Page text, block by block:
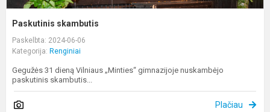
Paskutinis skambutis
Paskelbta: 2024-06-06
Kategorija: Renginiai
Gegužės 31 dieną Vilniaus „Minties“ gimnazijoje nuskambėjo
paskutinis skambutis...
Plačiau